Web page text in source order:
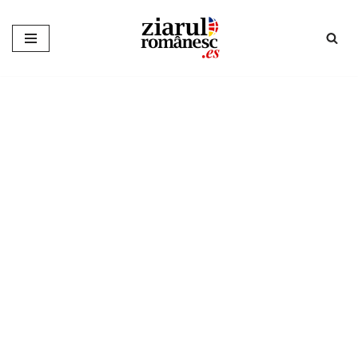
Sari